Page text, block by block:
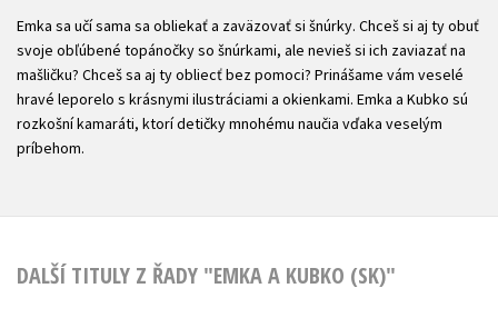
Emka sa učí sama sa obliekať a zaväzovať si šnúrky. Chceš si aj ty obuť
svoje obľúbené topánočky so šnúrkami, ale nevieš si ich zaviazať na
mašličku? Chceš sa aj ty obliecť bez pomoci? Prinášame vám veselé
hravé leporelo s krásnymi ilustráciami a okienkami. Emka a Kubko sú
rozkošní kamaráti, ktorí detičky mnohému naučia vďaka veselým
príbehom.
DALŠÍ TITULY Z ŘADY "EMKA A KUBKO (SK)"